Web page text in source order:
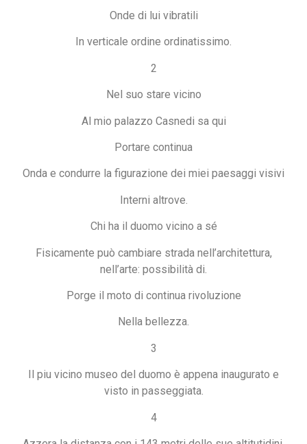
Onde di lui vibratili
In verticale ordine ordinatissimo.
2
Nel suo stare vicino
Al mio palazzo Casnedi sa qui
Portare continua
Onda e condurre la figurazione dei miei paesaggi visivi
Interni altrove.
Chi ha il duomo vicino a sé
Fisicamente può cambiare strada nell’architettura,
nell’arte: possibilità di.
Porge il moto di continua rivoluzione
Nella bellezza.
3
Il piu vicino museo del duomo è appena inaugurato e
visto in passeggiata.
4